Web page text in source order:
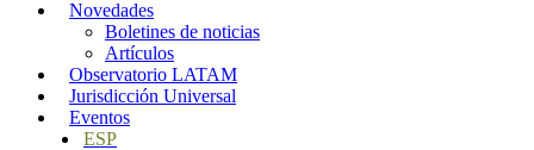
Novedades
Boletines de noticias
Artículos
Observatorio LATAM
Jurisdicción Universal
Eventos
ESP